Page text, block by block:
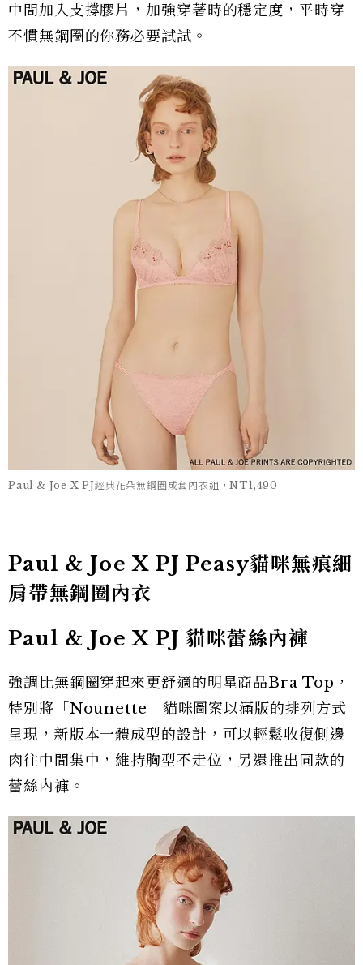
中間加入支撐膠片，加強穿著時的穩定度，平時穿
不慣無鋼圈的你務必要試試。
Paul & Joe X PJ經典花朵無鋼圈成套內衣組，NT1,490
Paul & Joe X PJ Peasy貓咪無痕細
肩帶無鋼圈內衣
Paul & Joe X PJ 貓咪蕾絲內褲
強調比無鋼圈穿起來更舒適的明星商品Bra Top，
特別將「Nounette」貓咪圖案以滿版的排列方式
呈現，新版本一體成型的設計，可以輕鬆收復側邊
肉往中間集中，維持胸型不走位，另還推出同款的
蕾絲內褲。